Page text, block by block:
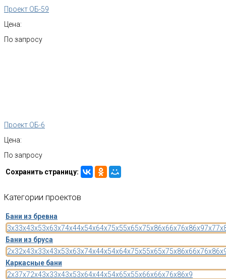
Проект ОБ-59
Цена:
По запросу
Проект ОБ-6
Цена:
По запросу
Сохранить страницу:
Категории проектов
Бани из бревна
3x33x43x53x63x74x44x54x64x75x55x65x75x86x66x76x86x97x7
Бани из бруса
2x32x43x33x43x53x63x74x44x54x64x75x55x65x75x86x66x76x8
Каркасные бани
2x37x72x43x33x43x53x64x44x54x65x55x66x66x76x86x9